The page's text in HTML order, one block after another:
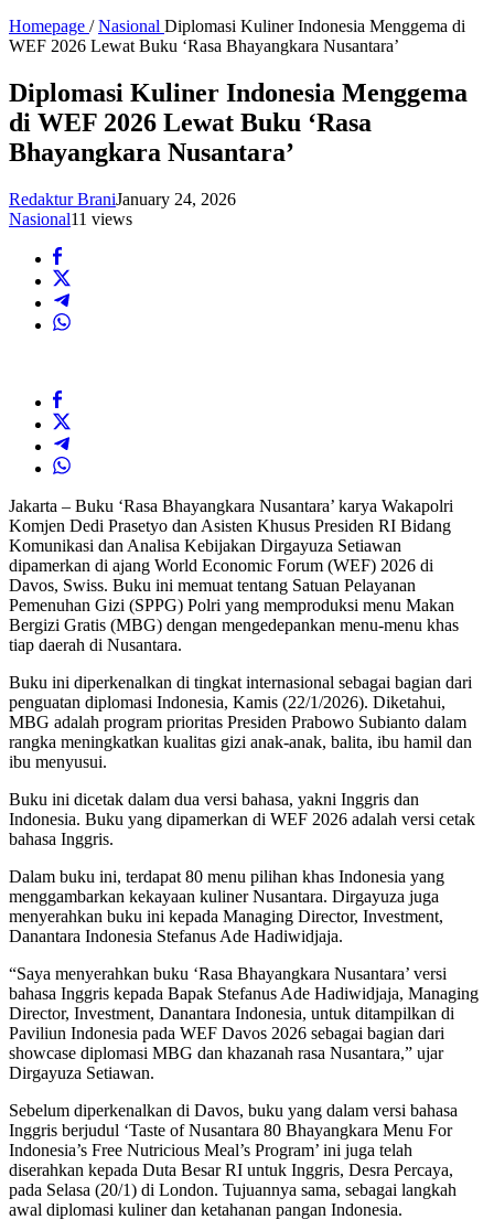
Homepage / Nasional Diplomasi Kuliner Indonesia Menggema di
WEF 2026 Lewat Buku ‘Rasa Bhayangkara Nusantara’
Diplomasi Kuliner Indonesia Menggema
di WEF 2026 Lewat Buku ‘Rasa
Bhayangkara Nusantara’
Redaktur BraniJanuary 24, 2026
Nasional11 views
Jakarta – Buku ‘Rasa Bhayangkara Nusantara’ karya Wakapolri
Komjen Dedi Prasetyo dan Asisten Khusus Presiden RI Bidang
Komunikasi dan Analisa Kebijakan Dirgayuza Setiawan
dipamerkan di ajang World Economic Forum (WEF) 2026 di
Davos, Swiss. Buku ini memuat tentang Satuan Pelayanan
Pemenuhan Gizi (SPPG) Polri yang memproduksi menu Makan
Bergizi Gratis (MBG) dengan mengedepankan menu-menu khas
tiap daerah di Nusantara.
Buku ini diperkenalkan di tingkat internasional sebagai bagian dari
penguatan diplomasi Indonesia, Kamis (22/1/2026). Diketahui,
MBG adalah program prioritas Presiden Prabowo Subianto dalam
rangka meningkatkan kualitas gizi anak-anak, balita, ibu hamil dan
ibu menyusui.
Buku ini dicetak dalam dua versi bahasa, yakni Inggris dan
Indonesia. Buku yang dipamerkan di WEF 2026 adalah versi cetak
bahasa Inggris.
Dalam buku ini, terdapat 80 menu pilihan khas Indonesia yang
menggambarkan kekayaan kuliner Nusantara. Dirgayuza juga
menyerahkan buku ini kepada Managing Director, Investment,
Danantara Indonesia Stefanus Ade Hadiwidjaja.
“Saya menyerahkan buku ‘Rasa Bhayangkara Nusantara’ versi
bahasa Inggris kepada Bapak Stefanus Ade Hadiwidjaja, Managing
Director, Investment, Danantara Indonesia, untuk ditampilkan di
Paviliun Indonesia pada WEF Davos 2026 sebagai bagian dari
showcase diplomasi MBG dan khazanah rasa Nusantara,” ujar
Dirgayuza Setiawan.
Sebelum diperkenalkan di Davos, buku yang dalam versi bahasa
Inggris berjudul ‘Taste of Nusantara 80 Bhayangkara Menu For
Indonesia’s Free Nutricious Meal’s Program’ ini juga telah
diserahkan kepada Duta Besar RI untuk Inggris, Desra Percaya,
pada Selasa (20/1) di London. Tujuannya sama, sebagai langkah
awal diplomasi kuliner dan ketahanan pangan Indonesia.